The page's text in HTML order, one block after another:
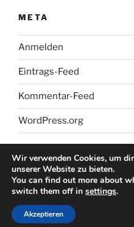
META
Anmelden
Eintrags-Feed
Kommentar-Feed
WordPress.org
Stolz präsentiert von
Wir verwenden Cookies, um
unserer Website zu bieten.
You can find out more about
switch them off in settings.
Akzeptieren